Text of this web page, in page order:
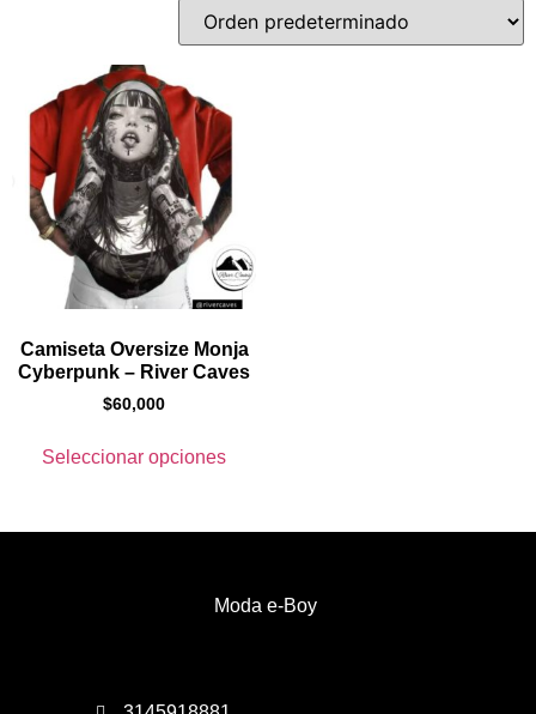
Camiseta Oversize Monja
Cyberpunk – River Caves
$60,000
Seleccionar opciones
Moda e-Boy